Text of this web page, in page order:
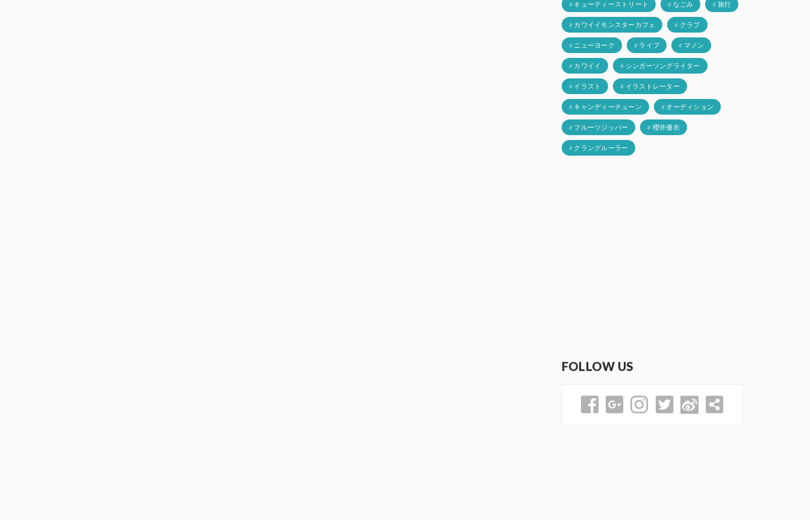
# キューティーストリート # なごみ # 旅行
# カワイイモンスターカフェ # クラブ
# ニューヨーク # ライブ # マノン
# カワイイ # シンガーソングライター
# イラスト # イラストレーター
# キャンディーチューン # オーディション
# フルーツジッパー # 櫻井優衣
# クラングルーラー
FOLLOW US